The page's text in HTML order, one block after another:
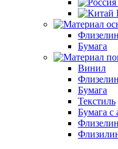
Флизелин
Бумага
Винил
Флизелин
Бумага
Текстиль
Бумага